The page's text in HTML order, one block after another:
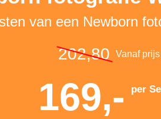
van een Newborn
202,80 Vanaf prijs
169,- per